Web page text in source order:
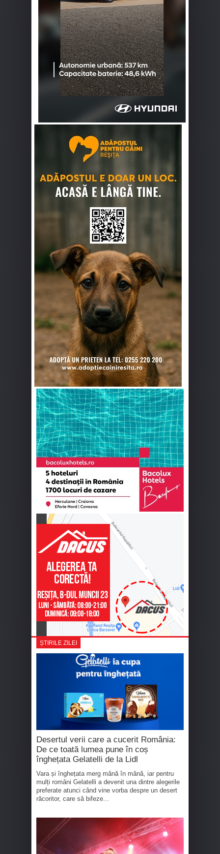
ȘTIRILE ZILEI
Desertul verii care a cucerit România:
De ce toată lumea pune în coș
înghețata Gelatelli de la Lidl
Vara și înghețata merg mână în mână, iar pentru
mulți români Gelatelli a devenit una dintre alegerile
preferate atunci când vine vorba despre un desert
răcoritor, care să bifeze...